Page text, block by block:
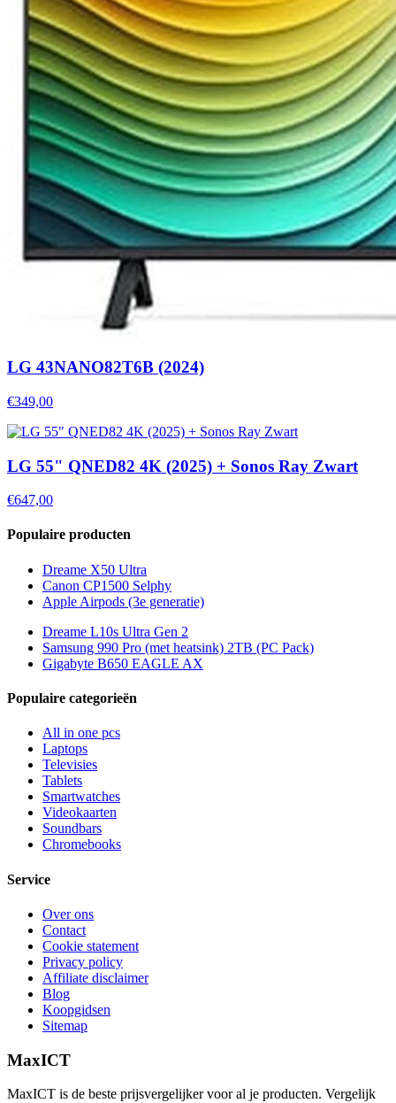
LG 43NANO82T6B (2024)
€349,00
LG 55" QNED82 4K (2025) + Sonos Ray Zwart
€647,00
Populaire producten
Dreame X50 Ultra
Canon CP1500 Selphy
Apple Airpods (3e generatie)
Dreame L10s Ultra Gen 2
Samsung 990 Pro (met heatsink) 2TB (PC Pack)
Gigabyte B650 EAGLE AX
Populaire categorieën
All in one pcs
Laptops
Televisies
Tablets
Smartwatches
Videokaarten
Soundbars
Chromebooks
Service
Over ons
Contact
Cookie statement
Privacy policy
Affiliate disclaimer
Blog
Koopgidsen
Sitemap
MaxICT
MaxICT is de beste prijsvergelijker voor al je producten. Vergelijk